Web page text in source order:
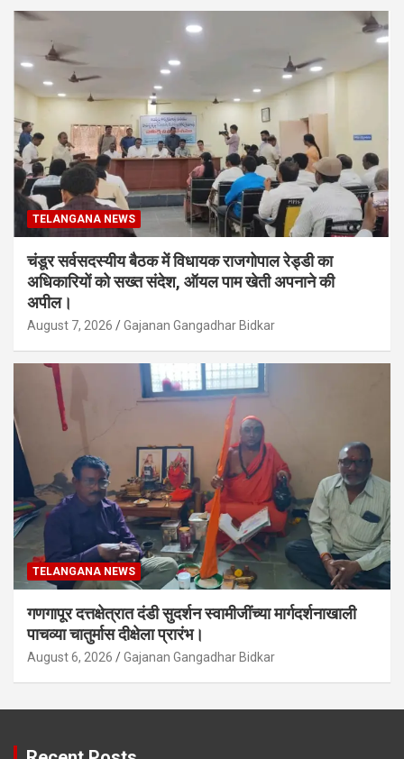
TELANGANA NEWS
चंडूर सर्वसदस्यीय बैठक में विधायक राजगोपाल रेड्डी का
अधिकारियों को सख्त संदेश, ऑयल पाम खेती अपनाने की
अपील।
August 7, 2026 Gajanan Gangadhar Bidkar
TELANGANA NEWS
गणगापूर दत्तक्षेत्रात दंडी सुदर्शन स्वामीजींच्या मार्गदर्शनाखाली
पाचव्या चातुर्मास दीक्षेला प्रारंभ।
August 6, 2026 Gajanan Gangadhar Bidkar